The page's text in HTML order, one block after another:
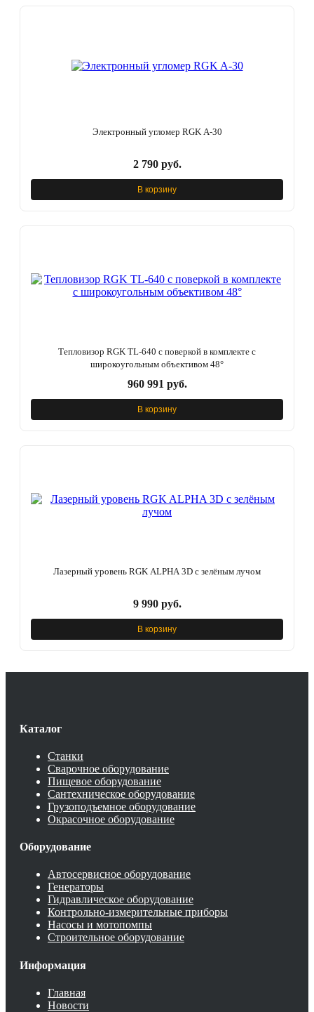
Электронный угломер RGK A-30
2 790 руб.
В корзину
Тепловизор RGK TL-640 с поверкой в комплекте с
широкоугольным объективом 48°
960 991 руб.
В корзину
Лазерный уровень RGK ALPHA 3D с зелёным лучом
9 990 руб.
В корзину
Каталог
Станки
Сварочное оборудование
Пищевое оборудование
Сантехническое оборудование
Грузоподъемное оборудование
Окрасочное оборудование
Оборудование
Автосервисное оборудование
Генераторы
Гидравлическое оборудование
Контрольно-измерительные приборы
Насосы и мотопомпы
Строительное оборудование
Информация
Главная
Новости